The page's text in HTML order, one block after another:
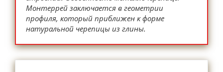
Монтеррей заключается в геометрии
профиля, который приближен к форме
натуральной черепицы из глины.